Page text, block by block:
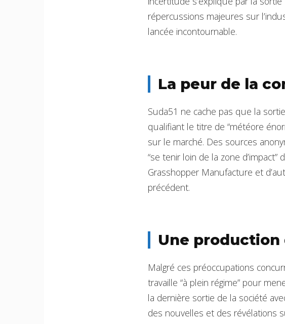
répercussions majeures sur
lancée incontournable.
La peur de la
Suda51 ne cache pas que la
qualifiant le titre de “météore
sur le marché. Des sources
“se tenir loin de la zone
Grasshopper Manufacture et
précédent.
Une production
Malgré ces préoccupations
travaille “à plein régime” pour
la dernière sortie de la société
des nouvelles et des révélations